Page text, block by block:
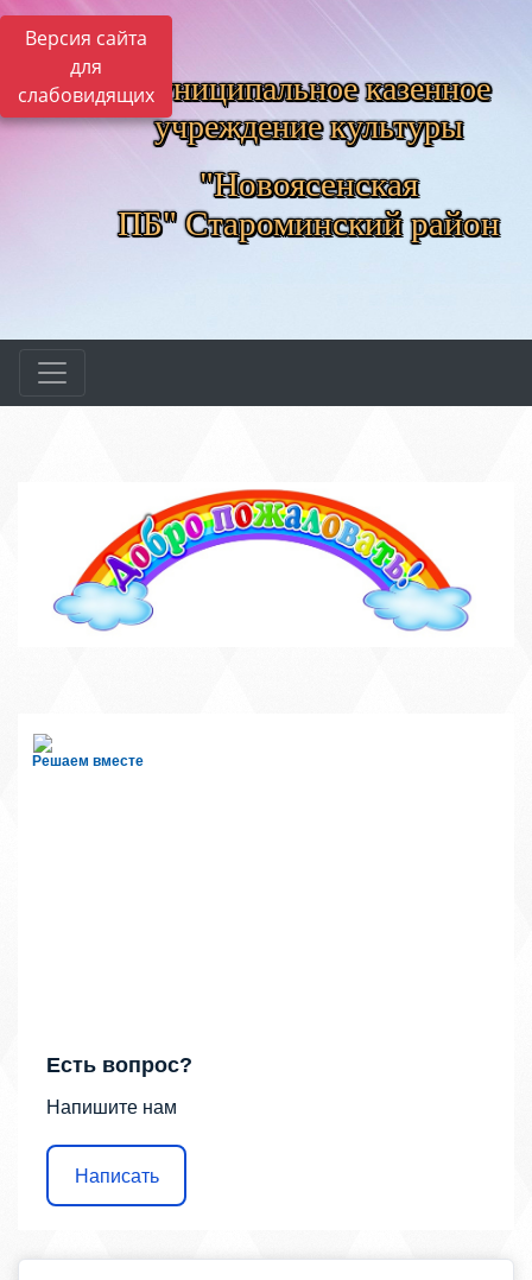
Версия сайта
для
слабовидящихМуниципальное казенное
учреждение культуры
"Новоясенская
ПБ"Староминский район
Решаем вместе
Есть вопрос?
Напишите нам
Написать